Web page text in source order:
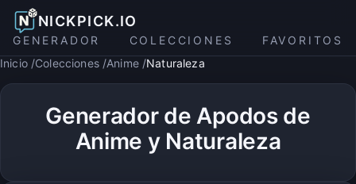
NICKPICK.IO
GENERADOR COLECCIONES
FAVORITOS
Inicio Colecciones Anime Naturaleza
Generador de Apodos de
Anime y Naturaleza